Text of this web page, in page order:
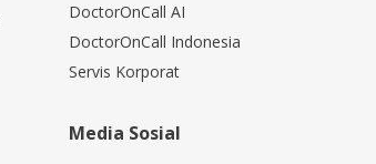
DoctorOnCall AI
DoctorOnCall Indonesia
Servis Korporat
Media Sosial